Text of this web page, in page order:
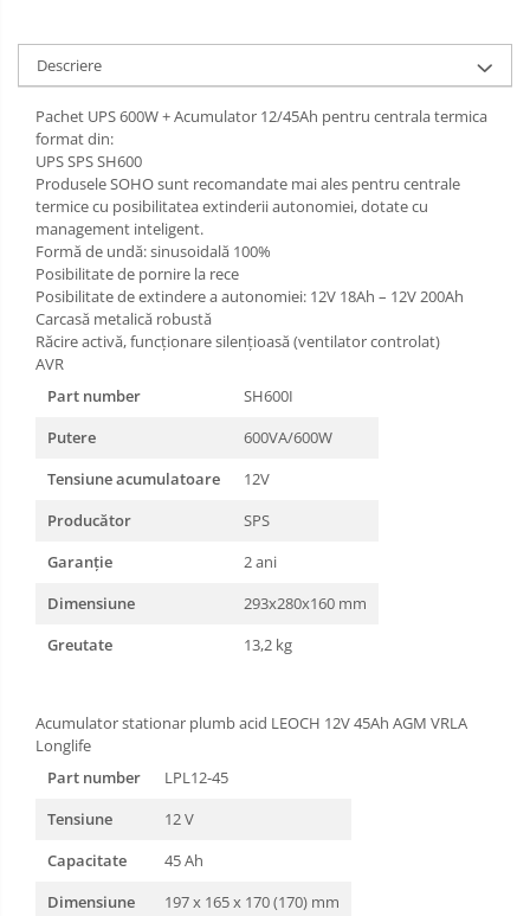
Descriere
Pachet UPS 600W + Acumulator 12/45Ah pentru centrala termica
format din:
UPS SPS SH600
Produsele SOHO sunt recomandate mai ales pentru centrale
termice cu posibilitatea extinderii autonomiei, dotate cu
management inteligent.
Formă de undă: sinusoidală 100%
Posibilitate de pornire la rece
Posibilitate de extindere a autonomiei: 12V 18Ah – 12V 200Ah
Carcasă metalică robustă
Răcire activă, funcționare silențioasă (ventilator controlat)
AVR
Part number
SH600I
Putere
600VA/600W
Tensiune acumulatoare
12V
Producător
SPS
Garanție
2 ani
Dimensiune
293x280x160 mm
Greutate
13,2 kg
Acumulator stationar plumb acid LEOCH 12V 45Ah AGM VRLA
Longlife
Part number
LPL12-45
Tensiune
12 V
Capacitate
45 Ah
Dimensiune
197 x 165 x 170 (170) mm